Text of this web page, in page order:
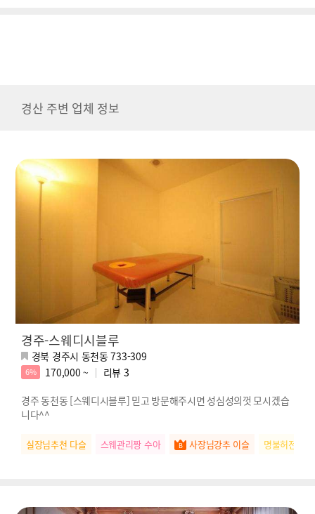
경산 주변 업체 정보
경주-스웨디시블루
경북 경주시 동천동 733-309
6% 170,000 ~ 리뷰 3
경주 동천동 [스웨디시블루] 믿고 방문해주시면 성심성의껏 모시겠습
니다^^
실장님추천 다슬 스웨관리짱 수아 사장님강추 이슬 명불허전 소율